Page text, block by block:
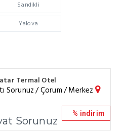
Sandikli
Yalova
Termal Otel
Sorunuz / Çorum / Merkez
Sorunuz
% indirim